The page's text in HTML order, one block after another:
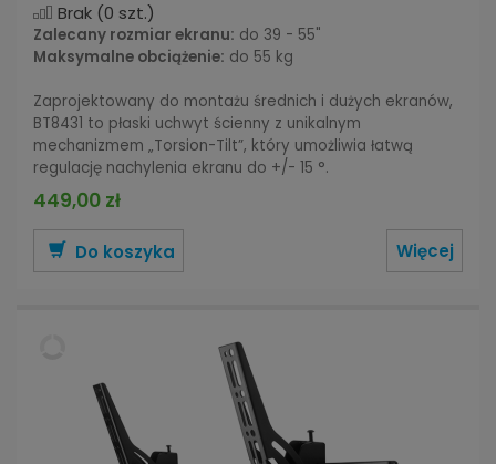
Brak (0 szt.)
Zalecany rozmiar ekranu: do 39 - 55"
Maksymalne obciążenie: do 55 kg
Zaprojektowany do montażu średnich i dużych ekranów,
BT8431 to płaski uchwyt ścienny z unikalnym
mechanizmem „Torsion-Tilt”, który umożliwia łatwą
regulację nachylenia ekranu do +/- 15 °.
449,00 zł
Do koszyka Więcej